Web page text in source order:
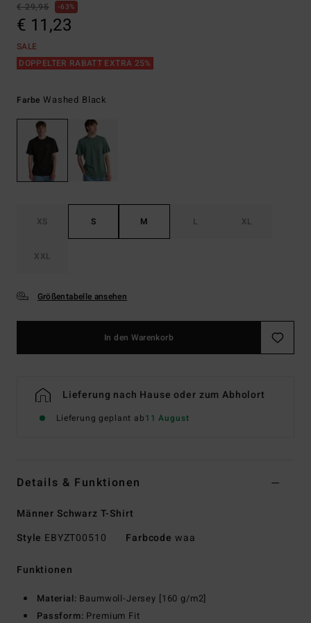
€ 29,95
63%
€ 11,23
SALE
DOPPELTER RABATT EXTRA 25%
FarbeWashed Black
XS S M L XL
XXL
Größentabelle ansehen
In den Warenkorb
Lieferung nach Hause oder zum Abholort
Lieferung geplant ab11 August
Details & Funktionen
Männer Schwarz T-Shirt
Style EBYZT00510 Farbcode waa
Funktionen
Material: Baumwoll-Jersey [160 g/m2]
Passform: Premium Fit